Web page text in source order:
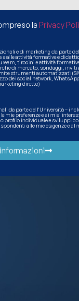
la Privacy
e di marketing da parte
e alle attività formative e
tirocini e attività
di mercato, sondaggi, inviti
strumenti automatizzati
dei social network,
diretto)
da parte dell’Università –
mie preferenze e ai miei
profilo individuale e sviluppi
alle mie esigenze e al